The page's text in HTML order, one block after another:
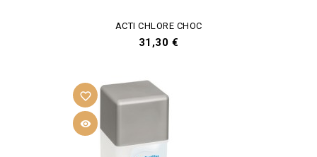
ACTI CHLORE CHOC
Prix
31,30 €

favorite_border